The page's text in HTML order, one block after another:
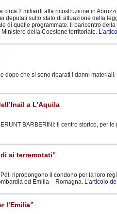
circa 2 miliardi alla ricostruzione in
deputati sullo stato di attuazione della
di quelle programmate. Il baricentro
della Coesione territoriale.
dopo che si sono riparati i danni
a L’Aquila
BARBERINI: il centro storico, per
ai terremotati”
ripropongono il condono per la loro
ed Emilia – Romagna. L’articolo
l’Emilia”